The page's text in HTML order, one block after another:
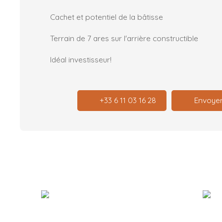
Cachet et potentiel de la bâtisse
Terrain de 7 ares sur l'arrière constructible
Idéal investisseur!
+33 6 11 03 16 28